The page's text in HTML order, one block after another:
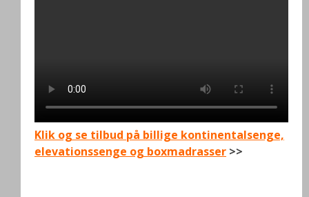
Klik og se tilbud på billige kontinentalsenge,
elevationssenge og boxmadrasser >>